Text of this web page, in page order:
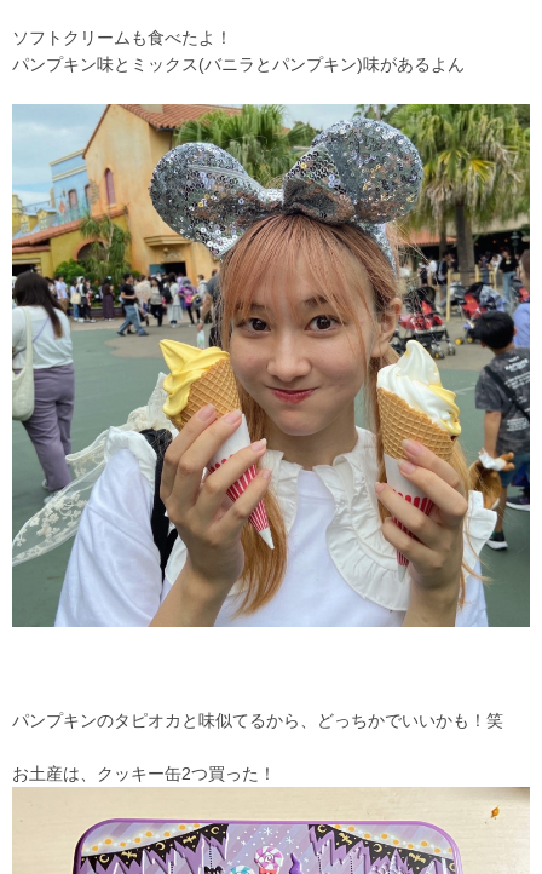
ソフトクリームも食べたよ！
パンプキン味とミックス(バニラとパンプキン)味があるよん
パンプキンのタピオカと味似てるから、どっちかでいいかも！笑
お土産は、クッキー缶2つ買った！